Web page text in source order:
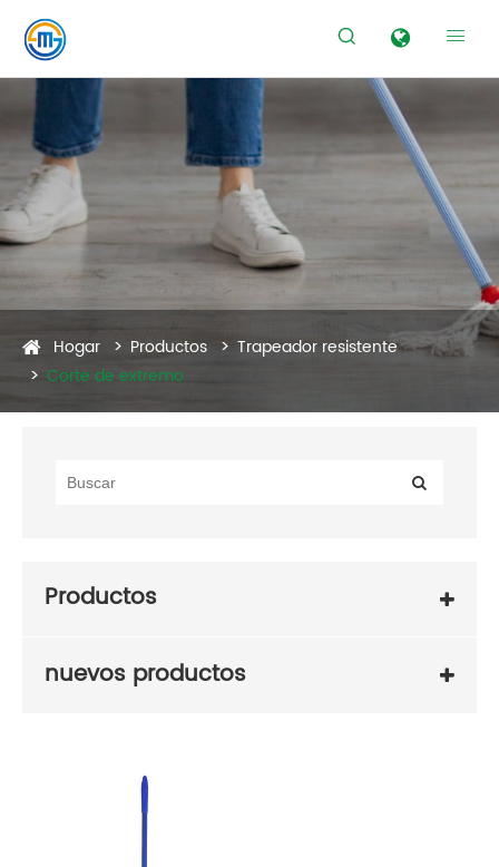
 
Hogar Productos
Trapeador resistente
Corte de extremo
Productos
nuevos productos